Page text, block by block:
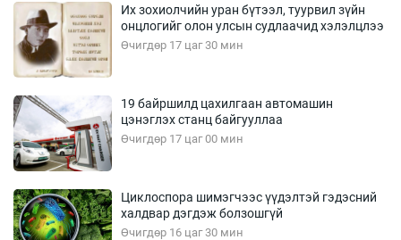
Их зохиолчийн уран бүтээл, туурвил зүйн
онцлогийг олон улсын судлаачид хэлэлцлээ
Өчигдөр 17 цаг 30 мин
19 байршилд цахилгаан автомашин
цэнэглэх станц байгууллаа
Өчигдөр 17 цаг 00 мин
Циклоспора шимэгчээс үүдэлтэй гэдэсний
халдвар дэгдэж болзошгүй
Өчигдөр 16 цаг 30 мин